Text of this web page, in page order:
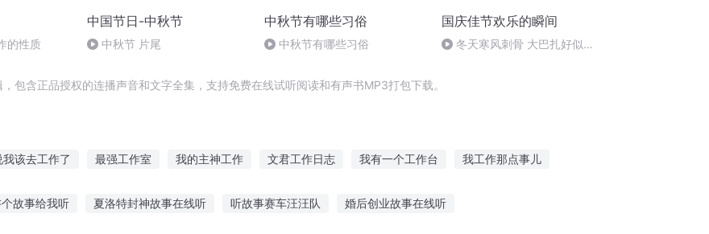
的性质
中国节日-中秋节
中秋节 片尾
中秋节有哪些习俗
中秋节有哪些习俗
国庆佳节欢乐的瞬间
冬天寒风刺骨 大巴扎好似温
包含正品授权的连播声音和文字全集，支持免费在线试听阅读和有声书MP3打包下载。
我该去工作了 最强工作室 我的主神工作 文君工作日志 我有一个工作台 我工作那点事儿
故事给我听 夏洛特封神故事在线听 听故事赛车汪汪队 婚后创业故事在线听